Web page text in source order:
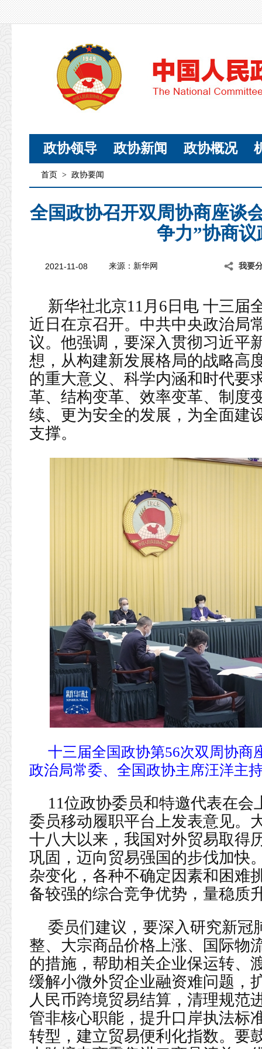
政协领导 政协新闻 政协概况
首页 > 政协要闻
全国政协召开双周协商座谈
争力”协商
2021-11-08 来源：新华网 我要
新华社北京11月6日电 十三届
近日在京召开。中共中央政治局
议。他强调，要深入贯彻习近平
想，从构建新发展格局的战略高
的重大意义、科学内涵和时代要
革、结构变革、效率变革、制度
续、更为安全的发展，为全面建
支撑。
十三届全国政协第56次双周协商
政治局常委、全国政协主席汪洋主
11位政协委员和特邀代表在
委员移动履职平台上发表意见。
十八大以来，我国对外贸易取得
巩固，迈向贸易强国的步伐加快
杂变化，各种不确定因素和困难
备较强的综合竞争优势，量稳质
委员们建议，要深入研究新冠
整、大宗商品价格上涨、国际物
的措施，帮助相关企业保运转、
缓解小微外贸企业融资难问题，
人民币跨境贸易结算，清理规范
管非核心职能，提升口岸执法标
转型，建立贸易便利化指数。要